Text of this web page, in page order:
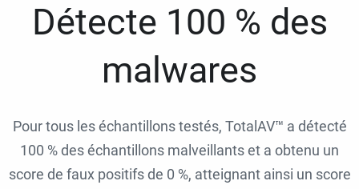
Détecte 100 % des
malwares
Pour tous les échantillons testés, TotalAV™ a détecté
100 % des échantillons malveillants et a obtenu un
score de faux positifs de 0 %, atteignant ainsi un score